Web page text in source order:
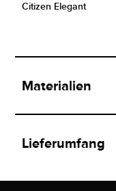
Citizen Elegant
Materialien
Lieferumfang